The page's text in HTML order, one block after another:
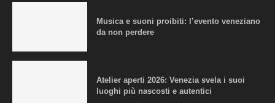
Musica e suoni proibiti: l’evento veneziano
da non perdere
Atelier aperti 2026: Venezia svela i suoi
luoghi più nascosti e autentici